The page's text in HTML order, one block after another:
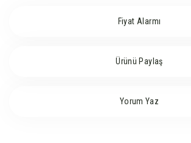
Fiyat Alarmı
Ürünü Paylaş
Yorum Yaz